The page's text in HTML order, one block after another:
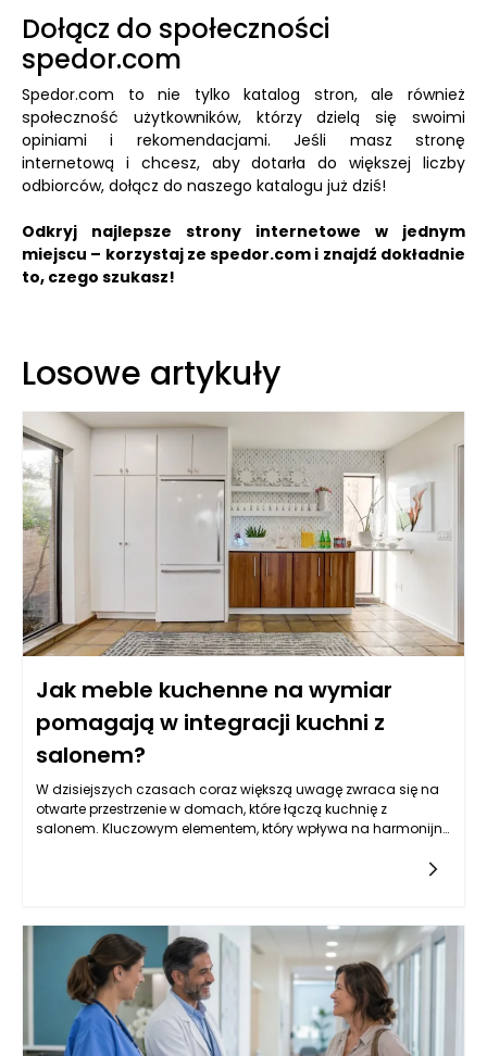
Dołącz do społeczności
spedor.com
Spedor.com to nie tylko katalog stron, ale również
społeczność użytkowników, którzy dzielą się swoimi
opiniami i rekomendacjami. Jeśli masz stronę
internetową i chcesz, aby dotarła do większej liczby
odbiorców, dołącz do naszego katalogu już dziś!
Odkryj najlepsze strony internetowe w jednym
miejscu – korzystaj ze spedor.com i znajdź dokładnie
to, czego szukasz!
Losowe artykuły
Jak meble kuchenne na wymiar
pomagają w integracji kuchni z
salonem?
W dzisiejszych czasach coraz większą uwagę zwraca się na
otwarte przestrzenie w domach, które łączą kuchnię z
salonem. Kluczowym elementem, który wpływa na harmonijne